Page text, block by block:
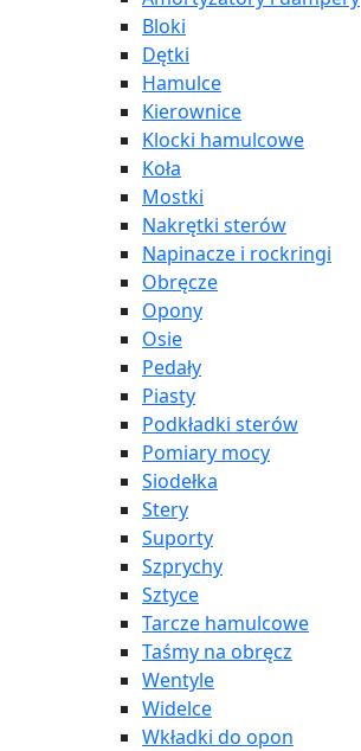
Bloki
Dętki
Hamulce
Kierownice
Klocki hamulcowe
Koła
Mostki
Nakrętki sterów
Napinacze i rockringi
Obręcze
Opony
Osie
Pedały
Piasty
Podkładki sterów
Pomiary mocy
Siodełka
Stery
Suporty
Szprychy
Sztyce
Tarcze hamulcowe
Taśmy na obręcz
Wentyle
Widelce
Wkładki do opon